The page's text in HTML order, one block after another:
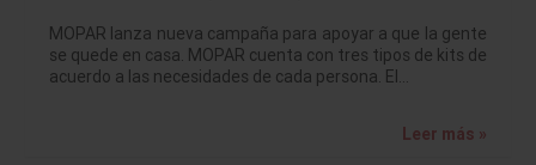
MOPAR lanza nueva campaña para apoyar a que la gente
se quede en casa. MOPAR cuenta con tres tipos de kits de
acuerdo a las necesidades de cada persona. El…
Leer más »